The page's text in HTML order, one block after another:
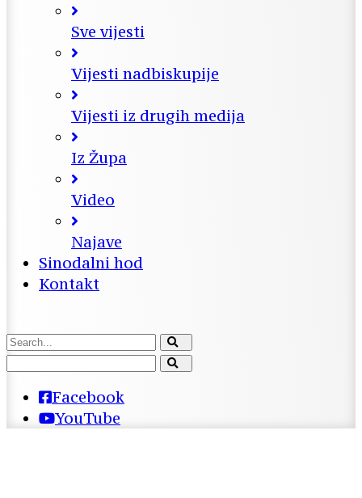
Sve vijesti
Vijesti nadbiskupije
Vijesti iz drugih medija
Iz Župa
Video
Najave
Sinodalni hod
Kontakt
Facebook
YouTube